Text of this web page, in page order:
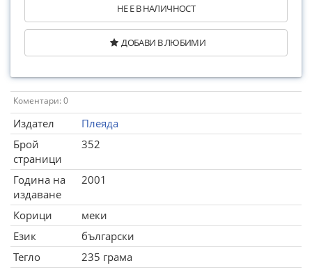
НЕ Е В НАЛИЧНОСТ
ДОБАВИ В ЛЮБИМИ
Коментари: 0
Издател
Плеяда
Брой
страници
352
Година на
издаване
2001
Корици
меки
Език
български
Тегло
235 грама